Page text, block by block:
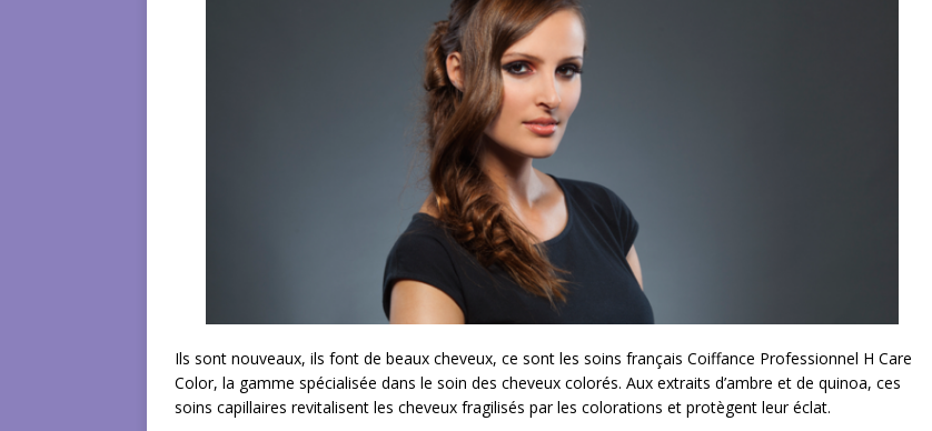
Ils sont nouveaux, ils font de beaux cheveux, ce sont les soins français Coiffance Professionnel H Care
Color, la gamme spécialisée dans le soin des cheveux colorés. Aux extraits d’ambre et de quinoa, ces
soins capillaires revitalisent les cheveux fragilisés par les colorations et protègent leur éclat.